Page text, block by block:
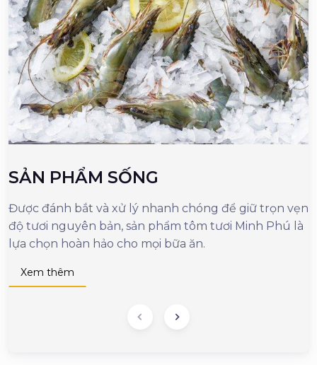
SẢN PHẨM SỐNG
Được đánh bắt và xử lý nhanh chóng để giữ trọn vẹn
độ tươi nguyên bản, sản phẩm tôm tươi Minh Phú là
lựa chọn hoàn hảo cho mọi bữa ăn.
Xem thêm